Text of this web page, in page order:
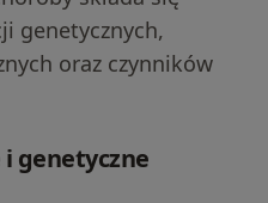
genetycznych,
oraz czynników
genetyczne